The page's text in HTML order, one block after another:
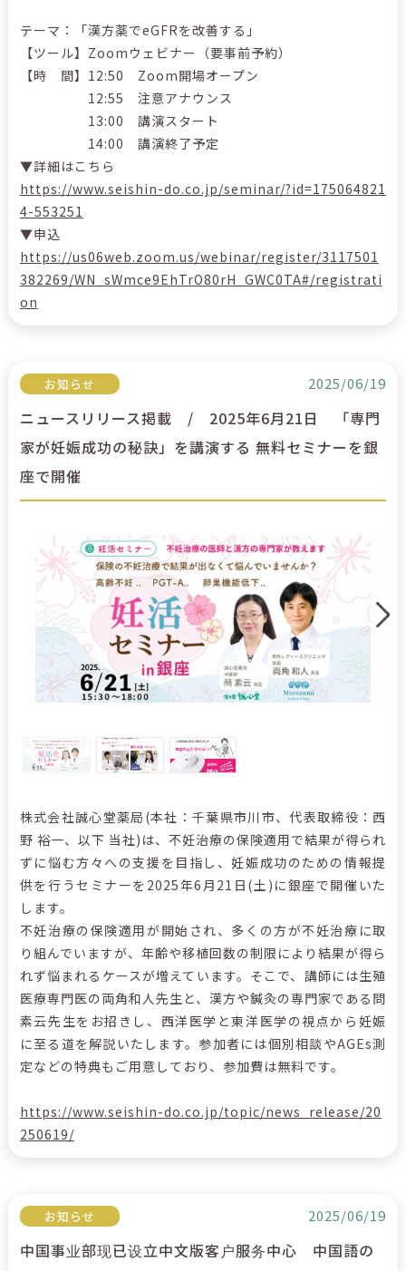
テーマ：「漢方薬でeGFRを改善する」
【ツール】Zoomウェビナー（要事前予約）
【時 間】12:50 Zoom開場オープン
12:55 注意アナウンス
13:00 講演スタート
14:00 講演終了予定
▼詳細はこちら
https://www.seishin-do.co.jp/seminar/?id=175064821
4-553251
▼申込
https://us06web.zoom.us/webinar/register/3117501
382269/WN_sWmce9EhTrO80rH_GWC0TA#/registrati
on
お知らせ 2025/06/19
ニュースリリース掲載 / 2025年6月21日 「専門
家が妊娠成功の秘訣」を講演する 無料セミナーを銀
座で開催
株式会社誠心堂薬局(本社：千葉県市川市、代表取締役：西
野 裕一、以下 当社)は、不妊治療の保険適用で結果が得られ
ずに悩む方々への支援を目指し、妊娠成功のための情報提
供を行うセミナーを2025年6月21日(土)に銀座で開催いた
します。
不妊治療の保険適用が開始され、多くの方が不妊治療に取
り組んでいますが、年齢や移植回数の制限により結果が得ら
れず悩まれるケースが増えています。そこで、講師には生殖
医療専門医の両角和人先生と、漢方や鍼灸の専門家である問
素云先生をお招きし、西洋医学と東洋医学の視点から妊娠
に至る道を解説いたします。参加者には個別相談やAGEs測
定などの特典もご用意しており、参加費は無料です。
https://www.seishin-do.co.jp/topic/news_release/20
250619/
お知らせ 2025/06/19
中国事业部现已设立中文版客户服务中心 中国語の